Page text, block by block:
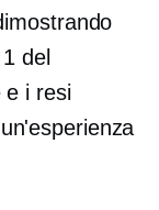
del
i resi